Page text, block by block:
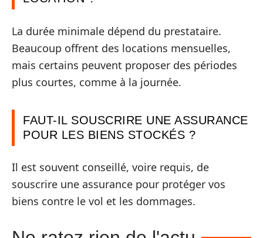
La durée minimale dépend du prestataire.
Beaucoup offrent des locations mensuelles,
mais certains peuvent proposer des périodes
plus courtes, comme à la journée.
FAUT-IL SOUSCRIRE UNE ASSURANCE
POUR LES BIENS STOCKÉS ?
Il est souvent conseillé, voire requis, de
souscrire une assurance pour protéger vos
biens contre le vol et les dommages.